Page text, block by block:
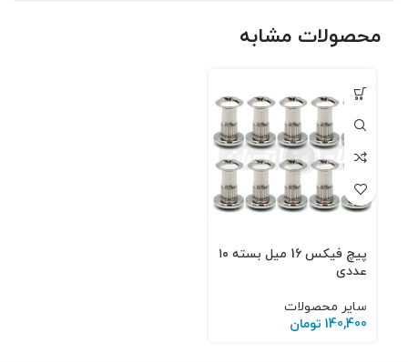
محصولات مشابه
پیچ فیکس 16 میل بسته ۱۰
عددی
سایر محصولات
140,400 تومان